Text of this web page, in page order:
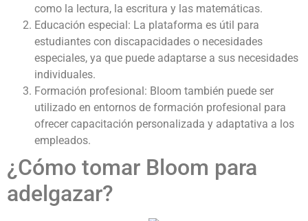
como la lectura, la escritura y las matemáticas.
Educación especial: La plataforma es útil para
estudiantes con discapacidades o necesidades
especiales, ya que puede adaptarse a sus necesidades
individuales.
Formación profesional: Bloom también puede ser
utilizado en entornos de formación profesional para
ofrecer capacitación personalizada y adaptativa a los
empleados.
¿Cómo tomar Bloom para
adelgazar?